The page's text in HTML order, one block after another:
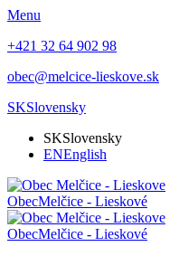
Menu
+421 32 64 902 98
obec@melcice-lieskove.sk
SKSlovensky
SKSlovensky
ENEnglish
ObecMelčice - Lieskové
ObecMelčice - Lieskové